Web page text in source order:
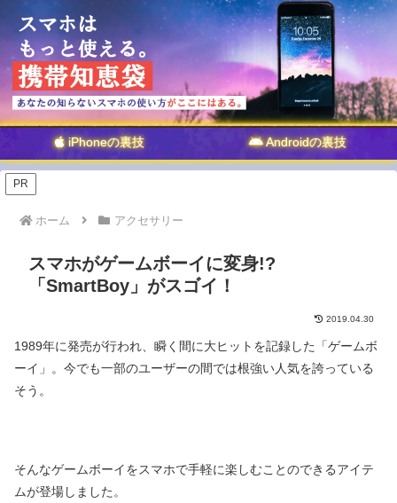
iPhoneの裏技 Androidの裏技
PR
ホーム アクセサリー
スマホがゲームボーイに変身!?
「SmartBoy」がスゴイ！
2019.04.30
1989年に発売が行われ、瞬く間に大ヒットを記録した「ゲームボ
ーイ」。今でも一部のユーザーの間では根強い人気を誇っている
そう。
そんなゲームボーイをスマホで手軽に楽しむことのできるアイテ
ムが登場しました。